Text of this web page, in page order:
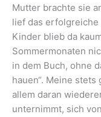
Mutter brachte sie
lief das erfolgreiche
Kinder blieb da
Sommermonaten
in dem Buch, ohne
hauen“. Meine
allem daran
unternimmt, sich